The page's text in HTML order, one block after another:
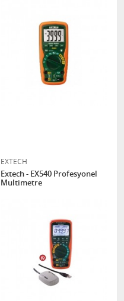
EXTECH
Extech - EX540 Profesyonel
Multimetre